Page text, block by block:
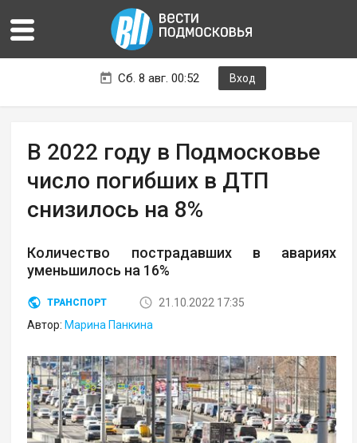
Сб. 8 авг. 00:52 Вход
В 2022 году в Подмосковье
число погибших в ДТП
снизилось на 8%
Количество пострадавших в авариях
уменьшилось на 16%
ТРАНСПОРТ
21.10.2022 17:35
Автор: Марина Панкина